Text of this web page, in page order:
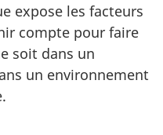
expose les facteurs
compte pour faire
soit dans un
un environnement